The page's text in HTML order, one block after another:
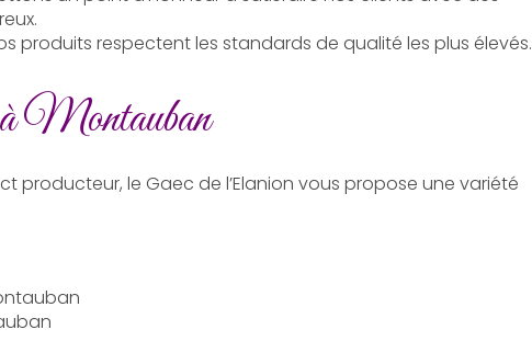
produits respectent les standards de qualité les plus élevés.
Montauban
producteur, le Gaec de l’Elanion vous propose une variété